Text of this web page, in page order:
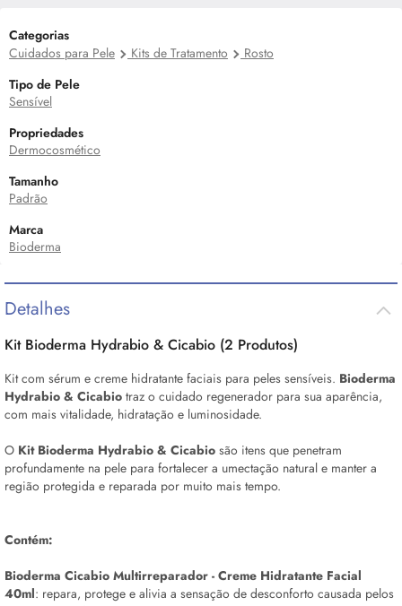
Categorias
Cuidados para Pele
Kits de Tratamento
Rosto
Tipo de Pele
Sensível
Propriedades
Dermocosmético
Tamanho
Padrão
Marca
Bioderma
Detalhes
Kit Bioderma Hydrabio & Cicabio (2 Produtos)
Kit com sérum e creme hidratante faciais para peles sensíveis. Bioderma
Hydrabio & Cicabio traz o cuidado regenerador para sua aparência,
com mais vitalidade, hidratação e luminosidade.
O Kit Bioderma Hydrabio & Cicabio são itens que penetram
profundamente na pele para fortalecer a umectação natural e manter a
região protegida e reparada por muito mais tempo.
Contém:
Bioderma Cicabio Multirreparador - Creme Hidratante Facial
40ml: repara, protege e alivia a sensação de desconforto causada pelos